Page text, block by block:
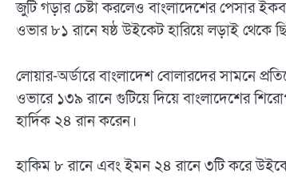
জুটি গড়ার চেষ্টা করলেও বাংলাদেশের পেসার
ওভার ৮১ রানে ষষ্ঠ উইকেট হারিয়ে লড়াই
লোয়ার-অর্ডারে বাংলাদেশ বোলারদের সামনে
ওভারে ১৩৯ রানে গুটিয়ে দিয়ে বাংলাদেশের
হার্দিক ২৪ রান করেন।
হাকিম ৮ রানে এবং ইমন ২৪ রানে ৩টি করে